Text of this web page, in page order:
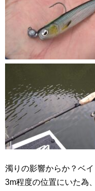
濁りの影響からか？ベ
3m程度の位置にいた為